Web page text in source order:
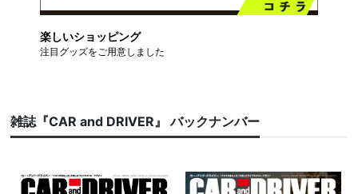
楽しいショッピング
注目グッズをご用意しました
雑誌『CAR and DRIVER』 バックナンバー